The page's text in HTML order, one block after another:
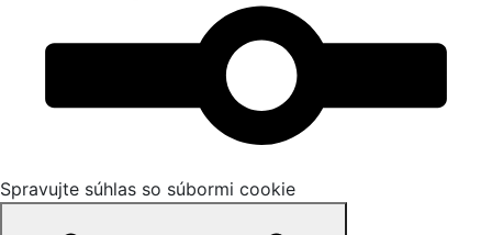
Spravujte súhlas so súbormi cookie